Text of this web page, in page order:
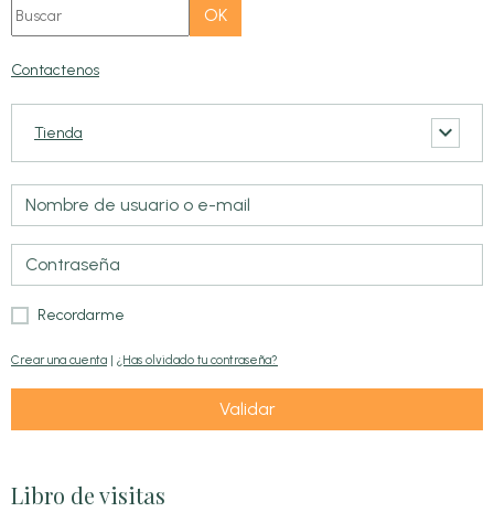
OK
Contactenos
Tienda
Recordarme
Crear una cuenta | ¿Has olvidado tu contraseña?
Validar
Libro de visitas